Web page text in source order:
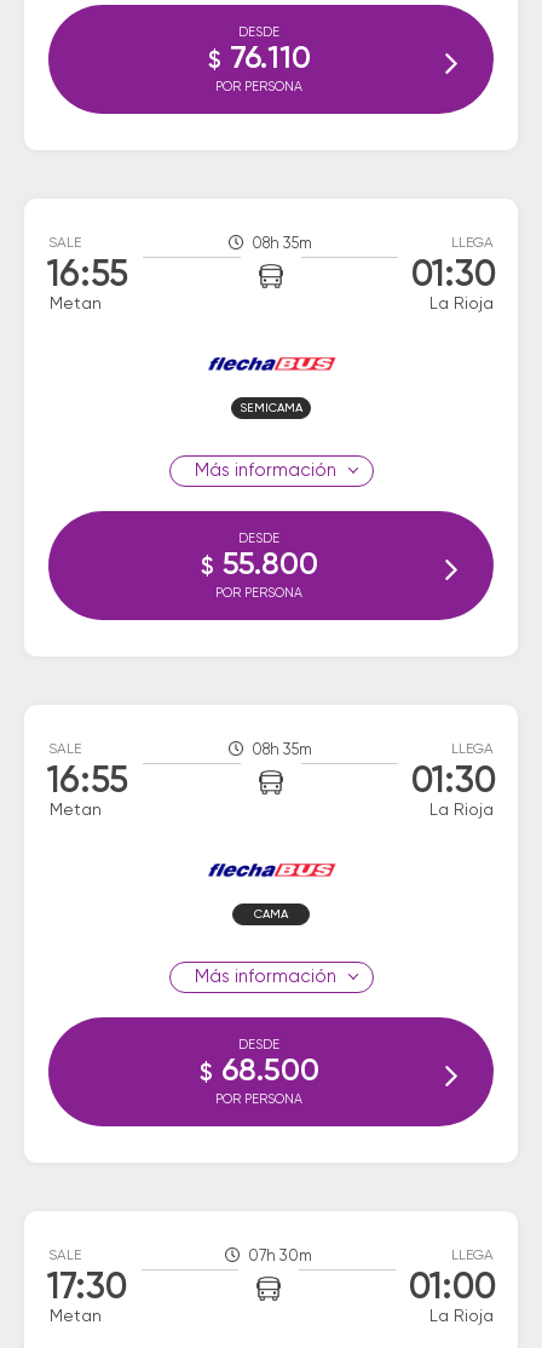
DESDE
$ 76.110
POR PERSONA
SALE
16:55
Metan
08h 35m LLEGA
01:30
La Rioja
SEMICAMA
información
DESDE
$ 55.800
POR PERSONA
SALE
16:55
Metan
08h 35m LLEGA
01:30
La Rioja
CAMA
información
DESDE
$ 68.500
POR PERSONA
SALE
17:30
Metan
07h 30m LLEGA
01:00
La Rioja